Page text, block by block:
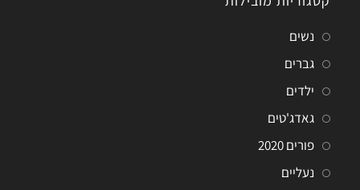
נשים
גברים
ילדים
גאדג'טים
פורים 2020
נעליים